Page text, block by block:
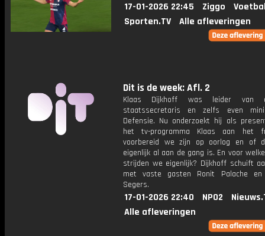
17-01-2026 22:45 Ziggo
Sporten.TV
Alle afleveringen
Dit is de week: Afl. 2
Klaas Dijkhoff was leider van
staatssecretaris en zelfs even
Defensie. Nu onderzoekt hij als
het tv-programma Klaas aan het
voorbereid we zijn op oorlog en of
eigenlijk al aan de gang is. En voor
strijden we eigenlijk? Dijkhoff schuift
met vaste gasten Ronit Palache en
Segers.
17-01-2026 22:40 NPO2
Alle afleveringen